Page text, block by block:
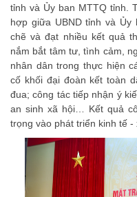
tỉnh và Ủy ban MTTQ tỉnh.
hợp giữa UBND tỉnh và
chẽ và đạt nhiều kết quả
nắm bắt tâm tư, tình cảm,
nhân dân trong thực hiện
cố khối đại đoàn kết toàn
đua; công tác tiếp nhận ý
an sinh xã hội… Kết quả
trọng vào phát triển kinh tế -